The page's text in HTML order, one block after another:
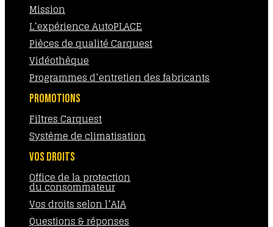
Mission
L’expérience AutoPLACE
Pièces de qualité Carquest
Vidéothèque
Programmes d’entretien des fabricants
PROMOTIONS
Filtres Carquest
Système de climatisation
VOS DROITS
Office de la protection
du consommateur
Vos droits selon l’AIA
Questions & réponses